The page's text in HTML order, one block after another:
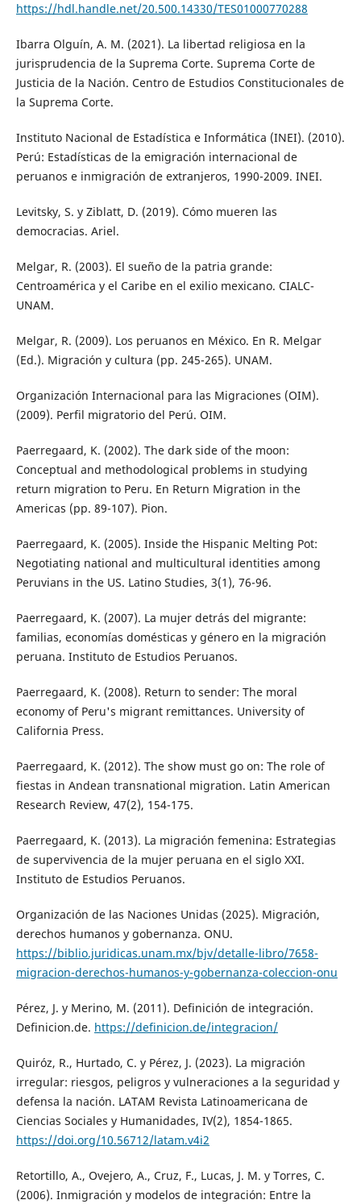
https://hdl.handle.net/20.500.14330/TES01000770288
Ibarra Olguín, A. M. (2021). La libertad religiosa en la
jurisprudencia de la Suprema Corte. Suprema Corte de
Justicia de la Nación. Centro de Estudios Constitucionales de
la Suprema Corte.
Instituto Nacional de Estadística e Informática (INEI). (2010).
Perú: Estadísticas de la emigración internacional de
peruanos e inmigración de extranjeros, 1990-2009. INEI.
Levitsky, S. y Ziblatt, D. (2019). Cómo mueren las
democracias. Ariel.
Melgar, R. (2003). El sueño de la patria grande:
Centroamérica y el Caribe en el exilio mexicano. CIALC-
UNAM.
Melgar, R. (2009). Los peruanos en México. En R. Melgar
(Ed.). Migración y cultura (pp. 245-265). UNAM.
Organización Internacional para las Migraciones (OIM).
(2009). Perfil migratorio del Perú. OIM.
Paerregaard, K. (2002). The dark side of the moon:
Conceptual and methodological problems in studying
return migration to Peru. En Return Migration in the
Americas (pp. 89-107). Pion.
Paerregaard, K. (2005). Inside the Hispanic Melting Pot:
Negotiating national and multicultural identities among
Peruvians in the US. Latino Studies, 3(1), 76-96.
Paerregaard, K. (2007). La mujer detrás del migrante:
familias, economías domésticas y género en la migración
peruana. Instituto de Estudios Peruanos.
Paerregaard, K. (2008). Return to sender: The moral
economy of Peru's migrant remittances. University of
California Press.
Paerregaard, K. (2012). The show must go on: The role of
fiestas in Andean transnational migration. Latin American
Research Review, 47(2), 154-175.
Paerregaard, K. (2013). La migración femenina: Estrategias
de supervivencia de la mujer peruana en el siglo XXI.
Instituto de Estudios Peruanos.
Organización de las Naciones Unidas (2025). Migración,
derechos humanos y gobernanza. ONU.
https://biblio.juridicas.unam.mx/bjv/detalle-libro/7658-
migracion-derechos-humanos-y-gobernanza-coleccion-onu
Pérez, J. y Merino, M. (2011). Definición de integración.
Definicion.de. https://definicion.de/integracion/
Quiróz, R., Hurtado, C. y Pérez, J. (2023). La migración
irregular: riesgos, peligros y vulneraciones a la seguridad y
defensa la nación. LATAM Revista Latinoamericana de
Ciencias Sociales y Humanidades, IV(2), 1854-1865.
https://doi.org/10.56712/latam.v4i2
Retortillo, A., Ovejero, A., Cruz, F., Lucas, J. M. y Torres, C.
(2006). Inmigración y modelos de integración: Entre la